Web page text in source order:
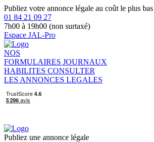
Publiez votre annonce légale au coût le plus bas
01 84 21 09 27
7h00 à 19h00 (non surtaxé)
Espace JAL-Pro
NOS
FORMULAIRES JOURNAUX
HABILITES CONSULTER
LES ANNONCES LEGALES
Publiez une annonce légale